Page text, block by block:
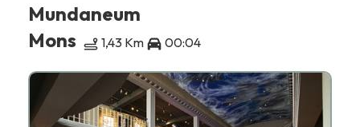
Mundaneum
Mons
1,43 Km 00:04